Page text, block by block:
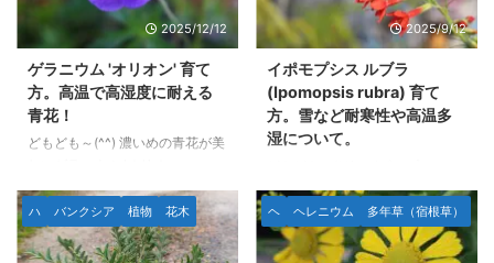
2025/12/12
ゲラニウム 'オリオン' 育て
方。高温で高湿度に耐える
青花！
どもども～(^^) 濃いめの青花が美
ついてです。 庭植えや地植えで
名古屋市地域の夏のような高温多
湿の環境を超えられるゲラニウム
2025/9/12
イポモプシス ルブラ
(Ipomopsis rubra) 育て
方。雪など耐寒性や高温多
湿について。
ルブラ (Ipomopsis rubra)はアメ
リカの南西部に分布している二年
草です。 咲いたら枯れる二年草
です。 エキゾチックなオレンジ
ハ バンクシア 植物 花木 ヘ ヘレニウム 多年草（宿根草）